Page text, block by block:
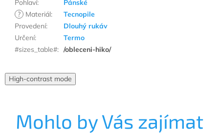
Pohlaví:
Pánské
?
Materiál:
Tecnopile
Provedení:
Dlouhý rukáv
Určení:
Termo
#sizes_table#: /obleceni-hiko/
High-contrast mode
Mohlo by Vás zajímat